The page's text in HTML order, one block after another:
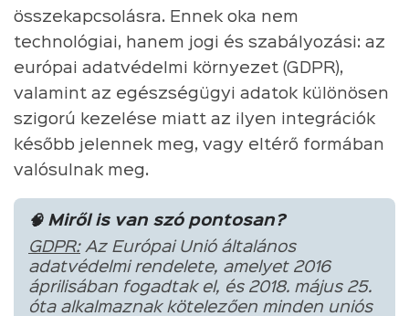
összekapcsolásra. Ennek oka nem
technológiai, hanem jogi és szabályozási: az
európai adatvédelmi környezet (GDPR),
valamint az egészségügyi adatok különösen
szigorú kezelése miatt az ilyen integrációk
később jelennek meg, vagy eltérő formában
valósulnak meg.
🧠 Miről is van szó pontosan?
GDPR:Az Európai Unió általános
adatvédelmi rendelete, amelyet 2016
áprilisában fogadtak el, és 2018. május 25.
óta alkalmaznak kötelezően minden uniós